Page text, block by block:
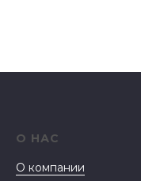
О НАС
О компании